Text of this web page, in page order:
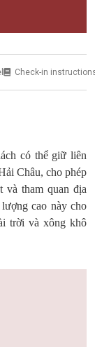
Check-in
có thể giữ liên
Châu, cho phép
tham quan địa
cao này cho
trời và xông khô